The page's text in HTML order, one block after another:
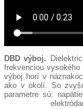
DBD výboj.
frekvenciou
výboj horí v
ako v okolí. So
parametre sú: